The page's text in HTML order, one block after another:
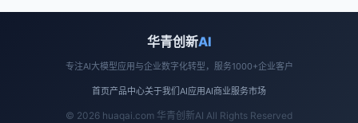
华青创新AI
专注AI大模型应用与企业数字化转型，服务1000+企业客户
首页产品中心关于我们 AI应用AI商业服务市场
© 2026 huaqai.com 华青创新AI All Rights Reserved